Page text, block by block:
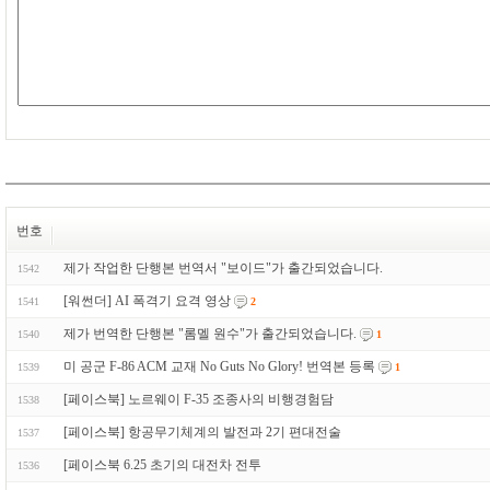
번호
1542 제가 작업한 단행본 번역서 "보이드"가 출간되었습니다.
1541 [워썬더] AI 폭격기 요격 영상 2
1540 제가 번역한 단행본 "롬멜 원수"가 출간되었습니다. 1
1539 미 공군 F-86 ACM 교재 No Guts No Glory! 번역본 등록 1
1538 [페이스북] 노르웨이 F-35 조종사의 비행경험담
1537 [페이스북] 항공무기체계의 발전과 2기 편대전술
1536 [페이스북 6.25 초기의 대전차 전투